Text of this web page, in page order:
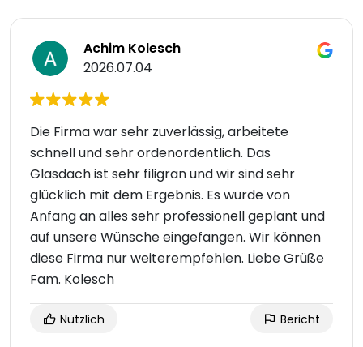
Achim Kolesch
2026.07.04
Die Firma war sehr zuverlässig, arbeitete
schnell und sehr ordenordentlich. Das
Glasdach ist sehr filigran und wir sind sehr
glücklich mit dem Ergebnis. Es wurde von
Anfang an alles sehr professionell geplant und
auf unsere Wünsche eingefangen. Wir können
diese Firma nur weiterempfehlen. Liebe Grüße
Fam. Kolesch
Nützlich Bericht